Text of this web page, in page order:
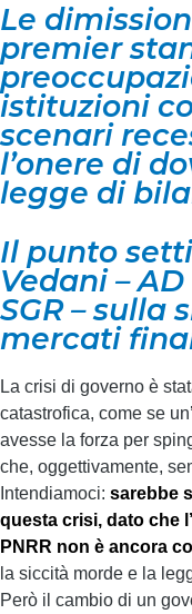
Le
premier
istituzioni
scenari
l’onere di
legge di
Il punto
Vedani –
SGR – sulla
mercati
La crisi di governo è
catastrofica, come se
avesse la forza per
che, oggettivamente,
Intendiamoci: sarebbe
questa crisi, dato che
PNRR non è ancora
la siccità morde e la
Però il cambio di un